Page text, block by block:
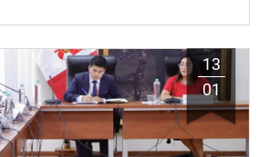
13
01